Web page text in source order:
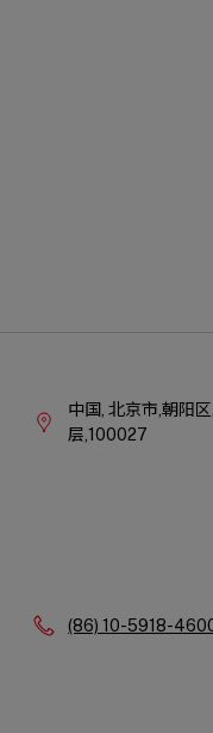
中国, 北京市,朝阳区,
层,100027
Phone:
(86) 10-5918-